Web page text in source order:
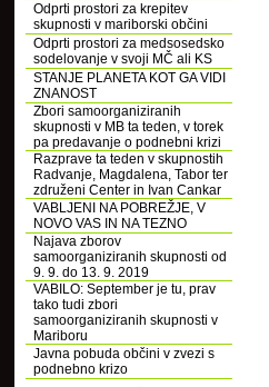
Odprti prostori za krepitev
skupnosti v mariborski občini
Odprti prostori za medsosedsko
sodelovanje v svoji MČ ali KS
STANJE PLANETA KOT GA VIDI
ZNANOST
Zbori samoorganiziranih
skupnosti v MB ta teden, v torek
pa predavanje o podnebni krizi
Razprave ta teden v skupnostih
Radvanje, Magdalena, Tabor ter
združeni Center in Ivan Cankar
VABLJENI NA POBREŽJE, V
NOVO VAS IN NA TEZNO
Najava zborov
samoorganiziranih skupnosti od
9. 9. do 13. 9. 2019
VABILO: September je tu, prav
tako tudi zbori
samoorganiziranih skupnosti v
Mariboru
Javna pobuda občini v zvezi s
podnebno krizo